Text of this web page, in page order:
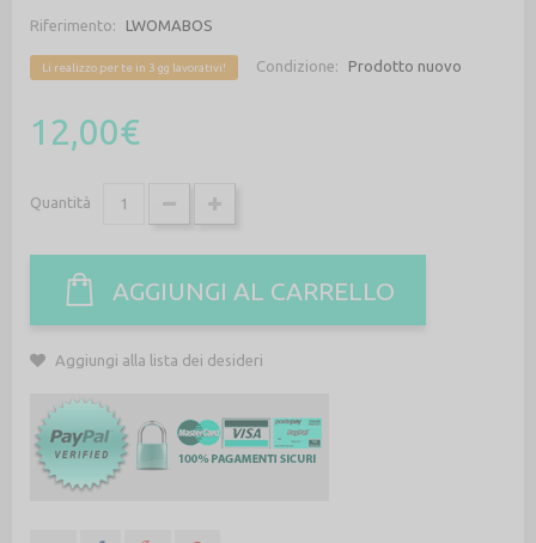
Riferimento: LWOMABOS
Li realizzo per te in 3 gg lavorativi! Condizione: Prodotto nuovo
12,00€
Quantità
AGGIUNGI AL CARRELLO
Aggiungi alla lista dei desideri